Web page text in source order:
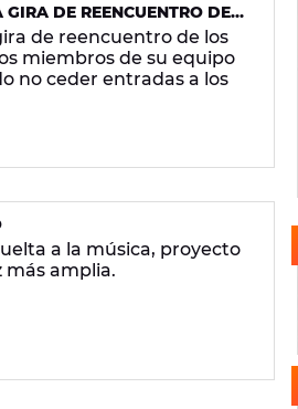
DE REENCUENTRO DE
de reencuentro de los
miembros de su equipo
no ceder entradas a los
a la música, proyecto
más amplia.